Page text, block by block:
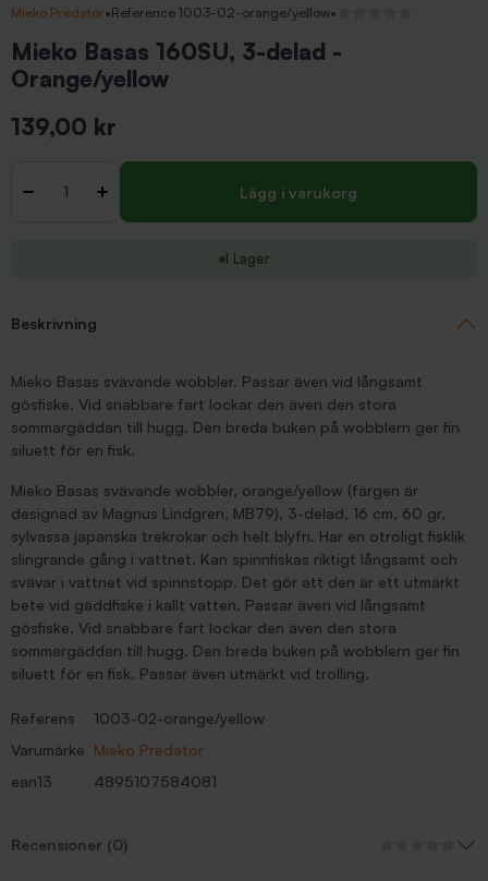
Mieko Predator•Reference 1003-02-orange/yellow•
Mieko Basas 160SU, 3-delad -
Orange/yellow
139,00 kr
- + Lägg i varukorg
I Lager
Beskrivning
Mieko Basas svävande wobbler. Passar även vid långsamt
gösfiske. Vid snabbare fart lockar den även den stora
sommargäddan till hugg. Den breda buken på wobblern ger fin
siluett för en fisk.
Mieko Basas svävande wobbler, orange/yellow (färgen är
designad av Magnus Lindgren, MB79), 3-delad, 16 cm, 60 gr,
sylvassa japanska trekrokar och helt blyfri. Har en otroligt fisklik
slingrande gång i vattnet. Kan spinnfiskas riktigt långsamt och
svävar i vattnet vid spinnstopp. Det gör att den är ett utmärkt
bete vid gäddfiske i kallt vatten. Passar även vid långsamt
gösfiske. Vid snabbare fart lockar den även den stora
sommargäddan till hugg. Den breda buken på wobblern ger fin
siluett för en fisk. Passar även utmärkt vid trolling.
Referens
1003-02-orange/yellow
Varumärke Mieko Predator
ean13
4895107584081
Recensioner (0)